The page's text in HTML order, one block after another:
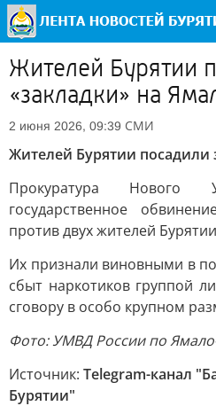
Жителей Бурятии
«закладки» на
2 июня 2026, 09:39 СМИ
Жителей Бурятии посадили
Прокуратура Нового
государственное
против двух жителей
Их признали виновными в
сбыт наркотиков группой
сговору в особо крупном
Фото: УМВД России по
Источник: Telegram-канал
Бурятии"